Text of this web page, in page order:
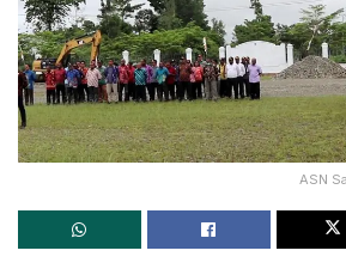
ASN